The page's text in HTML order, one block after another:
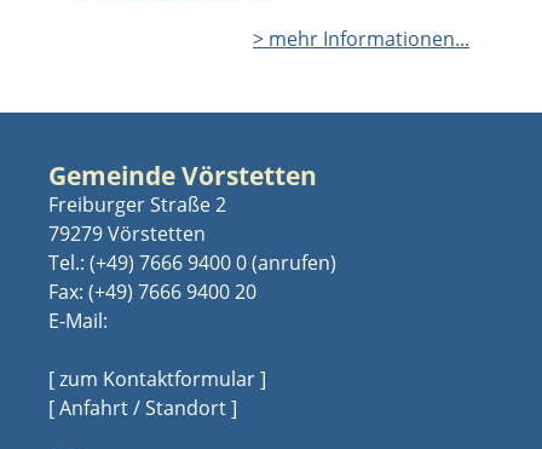
> mehr Informationen...
Gemeinde Vörstetten
Freiburger Straße 2
79279 Vörstetten
Tel.: (+49) 7666 9400 0
Fax: (+49) 7666 9400 20
E-Mail:
[ zum Kontaktformular ]
[ Anfahrt / Standort ]